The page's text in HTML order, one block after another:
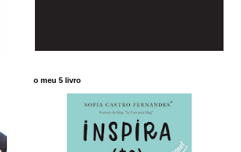
o meu 5 livro